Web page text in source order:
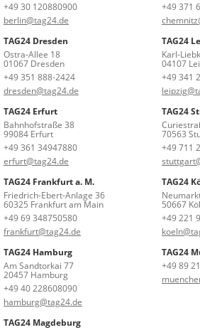
+49 30 120880900
berlin@tag24.de
+49 371
TAG24 Dresden
Ostra-Allee 18
01067 Dresden
+49 351 888-2424
dresden@tag24.de
TAG24
Karl-
04107
+49 341
TAG24 Erfurt
Bahnhofstraße 38
99084 Erfurt
+49 361 34947880
erfurt@tag24.de
TAG24
70563
+49 711
TAG24 Frankfurt a. M.
Friedrich-Ebert-Anlage 36
60325 Frankfurt am Main
+49 69 348750580
frankfurt@tag24.de
TAG24
50667
+49 221
TAG24 Hamburg
Am Sandtorkai 77
20457 Hamburg
+49 40 228608090
hamburg@tag24.de
TAG24
+49 89
TAG24 Magdeburg